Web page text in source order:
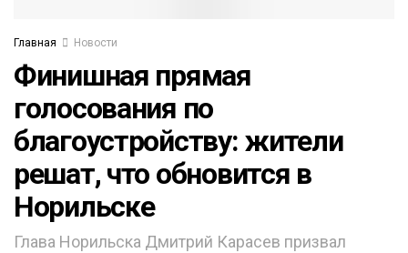
Главная Новости
Финишная прямая
голосования по
благоустройству: жители
решат, что обновится в
Норильске
Глава Норильска Дмитрий Карасев призвал